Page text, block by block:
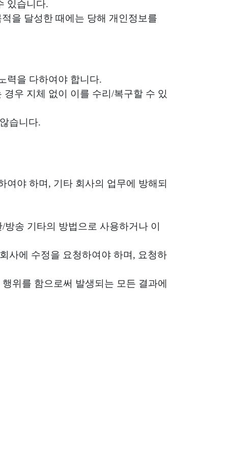
있습니다.
을 달성한 때에는 당해 개인정보를
력을 다하여야 합니다.
우 지체 없이 이를 수리/복구할 수 있
습니다.
야 하며, 기타 회사의 업무에 방해되
송 기타의 방법으로 사용하거나 이
사에 수정을 요청하여야 하며, 요청하
위를 함으로써 발생되는 모든 결과에